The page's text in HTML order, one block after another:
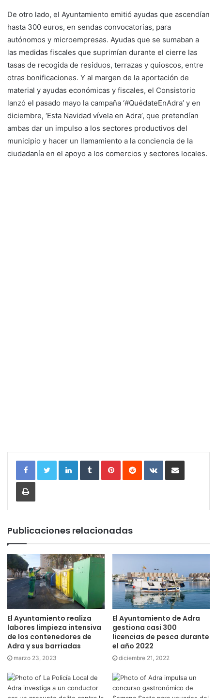
De otro lado, el Ayuntamiento emitió ayudas que ascendían
hasta 300 euros, en sendas convocatorias, para
autónomos y microempresas. Ayudas que se sumaban a
las medidas fiscales que suprimían durante el cierre las
tasas de recogida de residuos, terrazas y quioscos, entre
otras bonificaciones. Y al margen de la aportación de
material y ayudas económicas y fiscales, el Consistorio
lanzó el pasado mayo la campaña ‘#QuédateEnAdra’ y en
diciembre, ‘Esta Navidad vívela en Adra’, que pretendían
ambas dar un impulso a los sectores productivos del
municipio y hacer un llamamiento a la conciencia de la
ciudadanía en el apoyo a los comercios y sectores locales.
LinkedInTumblrPinterestReddit VKontakteCompartir por correo
Imprimir
Publicaciones relacionadas
El Ayuntamiento realiza
labores limpieza intensiva
de los contenedores de
Adra y sus barriadas
marzo 23, 2023
El Ayuntamiento de Adra
gestiona casi 300
licencias de pesca durante
el año 2022
diciembre 21, 2022